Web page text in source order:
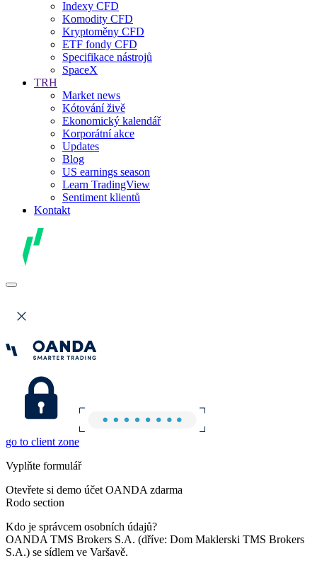
Indexy CFD
Komodity CFD
Kryptoměny CFD
ETF fondy CFD
Specifikace nástrojů
SpaceX
TRH
Market news
Kótování živě
Ekonomický kalendář
Korporátní akce
Updates
Blog
US earnings season
Learn TradingView
Sentiment klientů
Kontakt
go to client zone
Vyplňte formulář
Otevřete si demo účet OANDA zdarma
Rodo section
Kdo je správcem osobních údajů?
OANDA TMS Brokers S.A. (dříve: Dom Maklerski TMS Brokers
S.A.) se sídlem ve Varšavě.